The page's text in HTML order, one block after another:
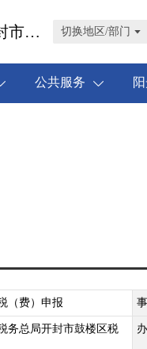
开封市鼓楼区 切换地区/部门
公共服务
（费）申报
务总局开封市鼓楼区税